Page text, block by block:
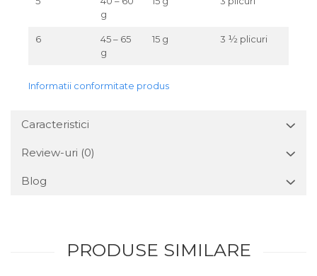
g
6
45 – 65
g
15 g 3 ½ plicuri
Informatii conformitate produs
Caracteristici
Review-uri (0)
Blog
PRODUSE SIMILARE